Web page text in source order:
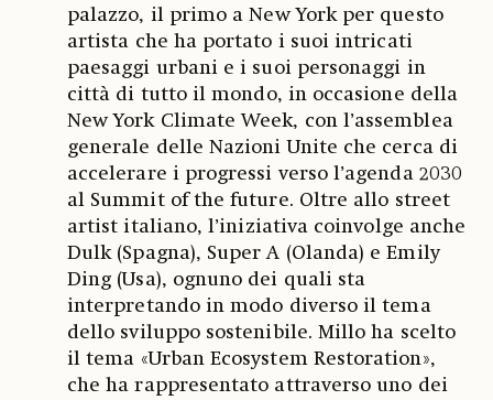
palazzo, il primo a New York per questo
artista che ha portato i suoi intricati
paesaggi urbani e i suoi personaggi in
città di tutto il mondo, in occasione della
New York Climate Week, con l’assemblea
generale delle Nazioni Unite che cerca di
accelerare i progressi verso l’agenda 2030
al Summit of the future. Oltre allo street
artist italiano, l’iniziativa coinvolge anche
Dulk (Spagna), Super A (Olanda) e Emily
Ding (Usa), ognuno dei quali sta
interpretando in modo diverso il tema
dello sviluppo sostenibile. Millo ha scelto
il tema «Urban Ecosystem Restoration»,
che ha rappresentato attraverso uno dei